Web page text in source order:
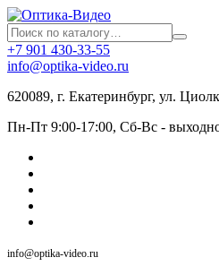
+7 901 430-33-55
info@optika-video.ru
620089, г. Екатеринбург, ул.
Пн-Пт 9:00-17:00, Сб-Вс -
info@optika-video.ru